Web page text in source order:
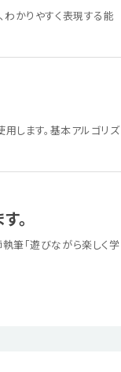
かりやすく表現する能
します。基本アルゴリズ
。
筆「遊びながら楽しく学